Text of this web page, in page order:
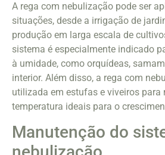
A rega com nebulização pode ser
situações, desde a irrigação de
produção em larga escala de
sistema é especialmente indicado
à umidade, como orquídeas,
interior. Além disso, a rega com
utilizada em estufas e viveiros para
temperatura ideais para o
Manutenção do